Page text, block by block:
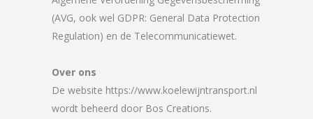
(AVG, ook wel GDPR: General Data Protection
Regulation) en de Telecommunicatiewet.
Over ons
De website https://www.koelewijntransport.nl
wordt beheerd door Bos Creations.